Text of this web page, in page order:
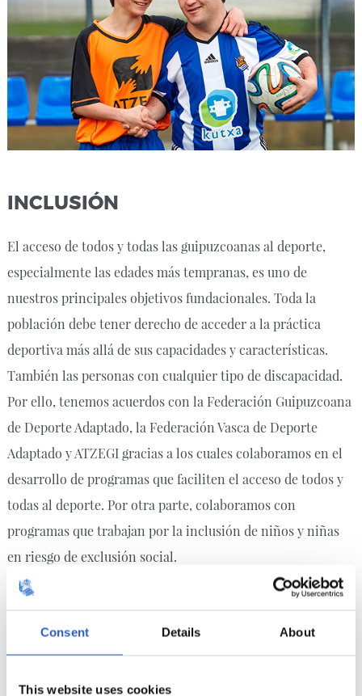
Consent Details About
This website uses cookies
INCLUSIÓN
El acceso de todos y todas las guipuzcoanas al deporte,
especialmente las edades más tempranas, es uno de
nuestros principales objetivos fundacionales. Toda la
población debe tener derecho de acceder a la práctica
deportiva más allá de sus capacidades y características.
También las personas con cualquier tipo de discapacidad.
Por ello, tenemos acuerdos con la Federación Guipuzcoana
de Deporte Adaptado, la Federación Vasca de Deporte
Adaptado y ATZEGI gracias a los cuales colaboramos en el
desarrollo de programas que faciliten el acceso de todos y
todas al deporte. Por otra parte, colaboramos con
programas que trabajan por la inclusión de niños y niñas
en riesgo de exclusión social.